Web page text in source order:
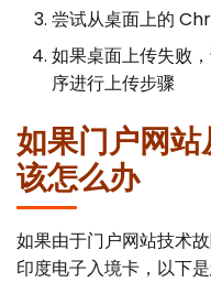
尝试从桌面上的
如果桌面上传失败
序进行上传步骤
如果门户网
该怎么办
如果由于门户网站技术
印度电子入境卡，以下